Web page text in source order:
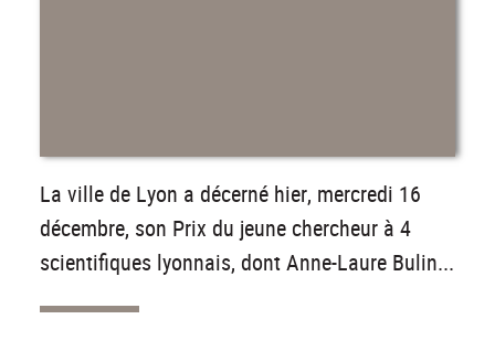
La ville de Lyon a décerné hier, mercredi 16
décembre, son Prix du jeune chercheur à 4
scientifiques lyonnais, dont Anne-Laure Bulin...